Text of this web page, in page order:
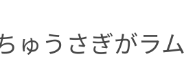
ゅうさぎがラ